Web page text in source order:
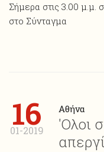
Σήμερα στις 3.00 μ.μ.
στο Σύνταγμα
16
01-2019
Αθήνα
'Ολοι